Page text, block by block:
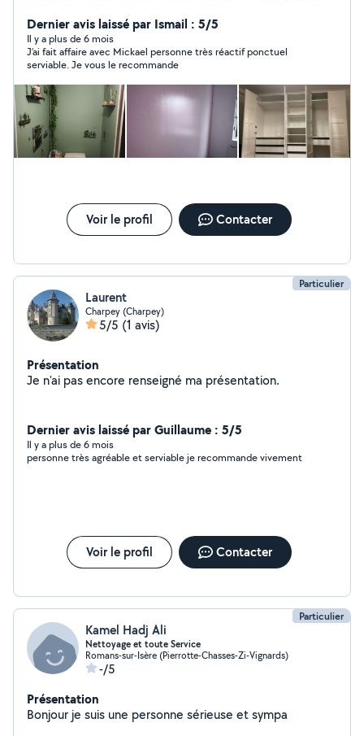
de nuit Disponible pour petits travaux, je peux aussi
débarrasser les maisons, petite course, etc .... Plus de
questions n'hésitez pas à me demander ou à me
proposer horaires à définir et rémunération à définir
aussi ensemble
Dernier avis laissé par Ismail : 5/5
Il y a plus de 6 mois
J’ai fait affaire avec Mickael personne très réactif ponctuel
serviable. Je vous le recommande
Voir le profil Contacter
Particulier
Laurent
Charpey (Charpey)
5/5 (1 avis)
Présentation
Je n'ai pas encore renseigné ma présentation.
Dernier avis laissé par Guillaume : 5/5
Il y a plus de 6 mois
personne très agréable et serviable je recommande vivement
Voir le profil Contacter
Particulier
Kamel Hadj Ali
Nettoyage et toute Service
Romans-sur-Isère (Pierrotte-Chasses-Zi-Vignards)
-/5
Présentation
Bonjour je suis une personne sérieuse et sympa